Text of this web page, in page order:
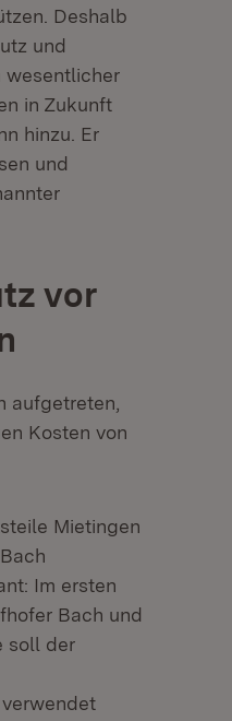
Deshalb
und
wesentlicher
in Zukunft
hinzu. Er
und
vor
aufge­treten,
Kosten von
Mietingen
Im ersten
Bach und
soll der